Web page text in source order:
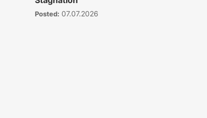
Posted: 07.07.2026